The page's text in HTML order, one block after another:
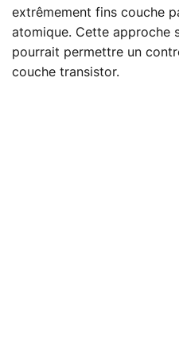
extrêmement fins couche
atomique. Cette approche
pourrait permettre un
couche transistor.